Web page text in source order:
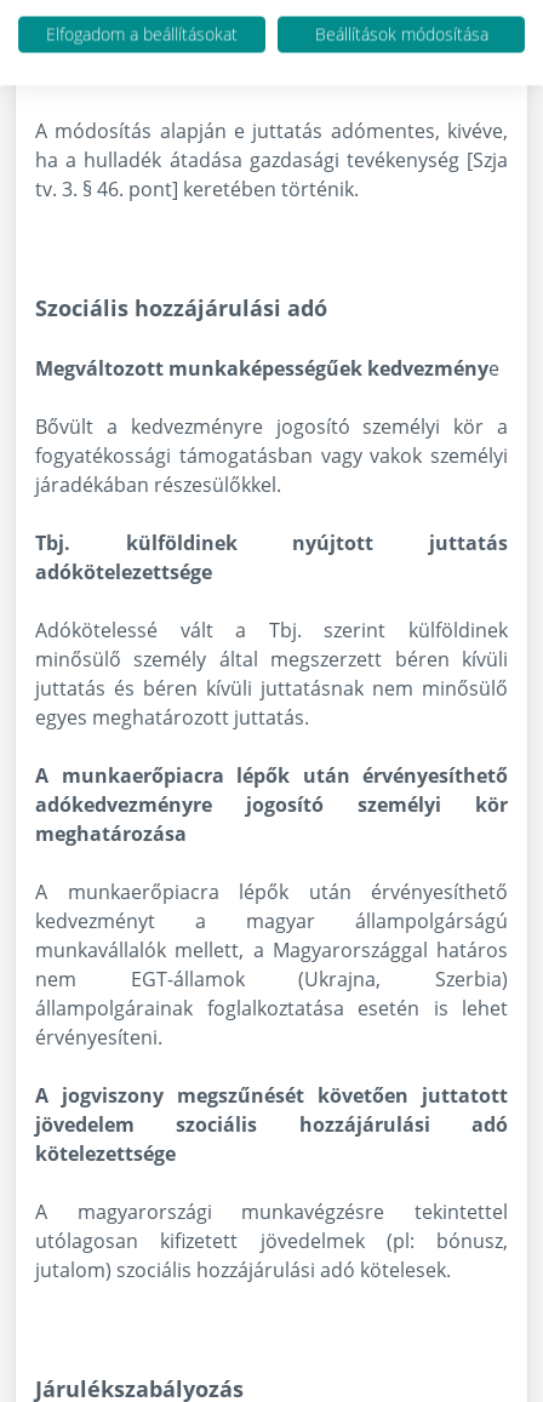
hulladék átadásának ösztönzése miatt különböző
juttatásokban részesülhetnek (pl.: vásárlási
A módosítás alapján e juttatás adómentes, kivéve,
ha a hulladék átadása gazdasági tevékenység [Szja
tv. 3. § 46. pont] keretében történik.
Szociális hozzájárulási adó
Megváltozott munkaképességűek kedvezménye
Bővült a kedvezményre jogosító személyi kör a
fogyatékossági támogatásban vagy vakok személyi
járadékában részesülőkkel.
Tbj. külföldinek nyújtott juttatás
adókötelezettsége
Adókötelessé vált a Tbj. szerint külföldinek
minősülő személy által megszerzett béren kívüli
juttatás és béren kívüli juttatásnak nem minősülő
egyes meghatározott juttatás.
A munkaerőpiacra lépők után érvényesíthető
adókedvezményre jogosító személyi kör
meghatározása
A munkaerőpiacra lépők után érvényesíthető
kedvezményt a magyar állampolgárságú
munkavállalók mellett, a Magyarországgal határos
nem EGT-államok (Ukrajna, Szerbia)
állampolgárainak foglalkoztatása esetén is lehet
érvényesíteni.
A jogviszony megszűnését követően juttatott
jövedelem szociális hozzájárulási adó
kötelezettsége
A magyarországi munkavégzésre tekintettel
utólagosan kifizetett jövedelmek (pl: bónusz,
jutalom) szociális hozzájárulási adó kötelesek.
Járulékszabályozás
Elfogadom a beállításokat Beállítások módosítása